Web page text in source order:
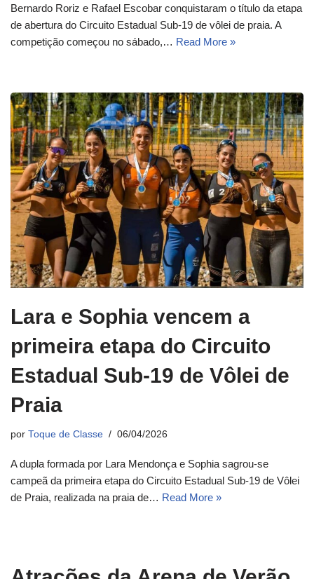
Bernardo Roriz e Rafael Escobar conquistaram o título da etapa
de abertura do Circuito Estadual Sub-19 de vôlei de praia. A
competição começou no sábado,… Read More »
Lara e Sophia vencem a
primeira etapa do Circuito
Estadual Sub-19 de Vôlei de
Praia
por Toque de Classe 06/04/2026
A dupla formada por Lara Mendonça e Sophia sagrou-se
campeã da primeira etapa do Circuito Estadual Sub-19 de Vôlei
de Praia, realizada na praia de… Read More »